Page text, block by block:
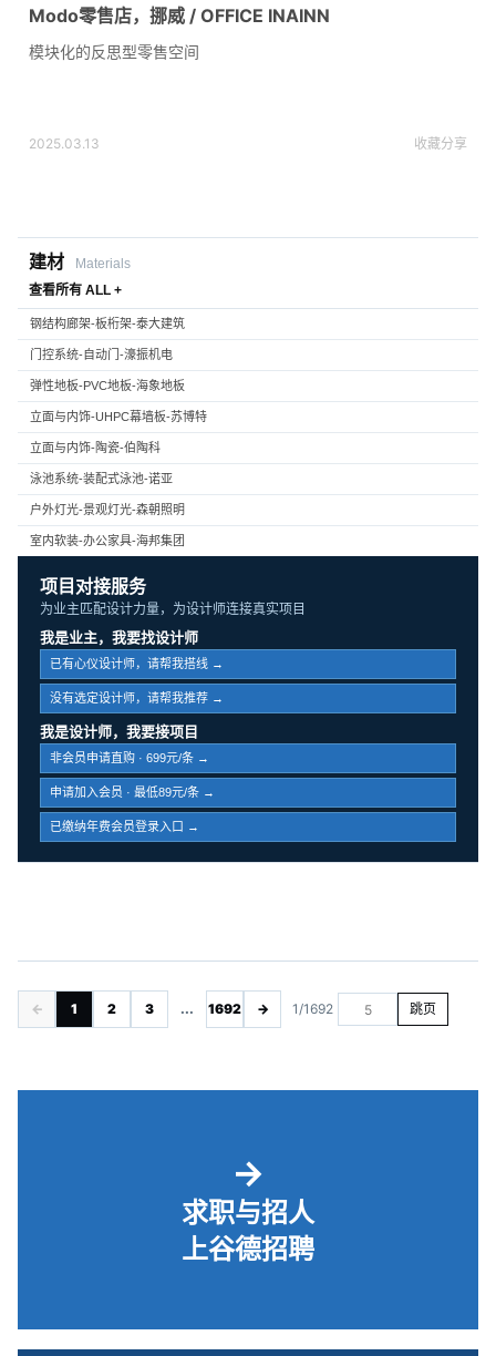
Modo零售店，挪威 / OFFICE INAINN
模块化的反思型零售空间
2025.03.13 收藏分享
建材
Materials
查看所有 ALL +
钢结构廊架-板桁架-泰大建筑
门控系统-自动门-濠振机电
弹性地板-PVC地板-海象地板
立面与内饰-UHPC幕墙板-苏博特
立面与内饰-陶瓷-伯陶科
泳池系统-装配式泳池-诺亚
户外灯光-景观灯光-森朝照明
室内软装-办公家具-海邦集团
项目对接服务
为业主匹配设计力量，为设计师连接真实项目
我是业主，我要找设计师
已有心仪设计师，请帮我搭线 →
没有选定设计师，请帮我推荐 →
我是设计师，我要接项目
非会员申请直购 · 699元/条 →
申请加入会员 · 最低89元/条 →
已缴纳年费会员登录入口 →
← 1 2 3 ... 1692 → 1/1692 跳页
→
求职与招人
上谷德招聘